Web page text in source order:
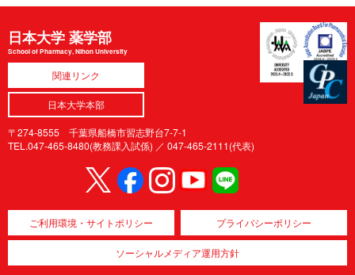
日本大学 薬学部
School of Pharmacy, Nihon University
関連リンク
日本大学本部
〒274-8555 千葉県船橋市習志野台7-7-1
TEL.047-465-8480(教務課入試係) ／ 047-465-2111(代表)
ご利用環境・サイトポリシー プライバシーポリシー
ソーシャルメディア運用方針